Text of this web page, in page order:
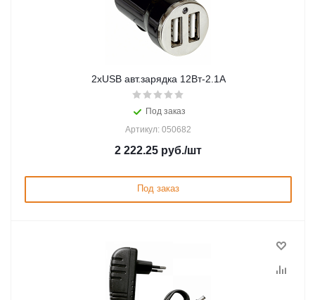
2хUSB авт.зарядка 12Вт-2.1A
Под заказ
Артикул: 050682
2 222.25 руб./шт
Под заказ